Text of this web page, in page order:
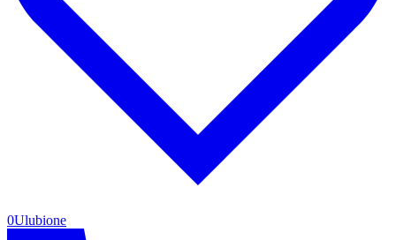
0Ulubione